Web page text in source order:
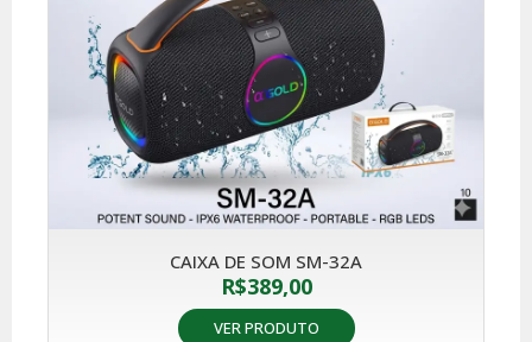
CAIXA DE SOM SM-32A
R$389,00
VER PRODUTO